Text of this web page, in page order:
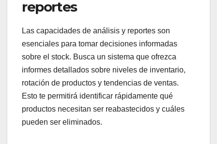
reportes
Las capacidades de análisis y reportes son
esenciales para tomar decisiones informadas
sobre el stock. Busca un sistema que ofrezca
informes detallados sobre niveles de inventario,
rotación de productos y tendencias de ventas.
Esto te permitirá identificar rápidamente qué
productos necesitan ser reabastecidos y cuáles
pueden ser eliminados.